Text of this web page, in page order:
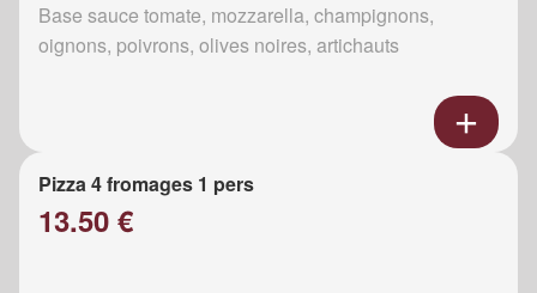
Base sauce tomate, mozzarella, champignons,
oignons, poivrons, olives noires, artichauts
Pizza 4 fromages 1 pers
13.50 €